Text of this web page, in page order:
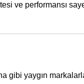
ve performansı
yaygın